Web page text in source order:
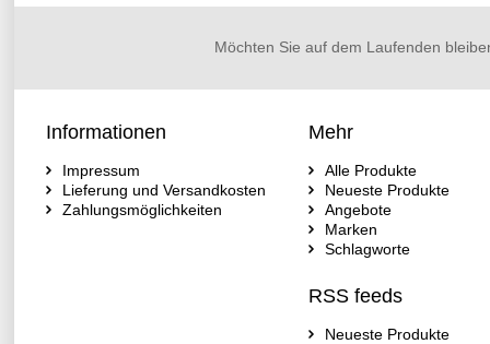
Möchten Sie auf dem Laufenden
Informationen
Impressum
Lieferung und Versandkosten
Zahlungsmöglichkeiten
Mehr
Alle Produkte
Neueste Produkte
Angebote
Marken
Schlagworte
RSS feeds
Neueste Produkte